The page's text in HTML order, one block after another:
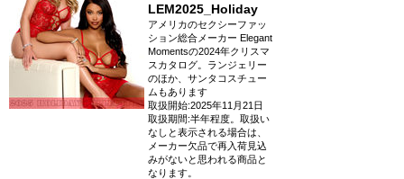
LEM2025_Holiday
アメリカのセクシーファッ
ション総合メーカー Elegant
Momentsの2024年クリスマ
スカタログ。ランジェリー
のほか、サンタコスチュー
ムもあります
取扱開始:2025年11月21日
取扱期間:半年程度。取扱い
なしと表示される場合は、
メーカー欠品で再入荷見込
みがないと思われる商品と
なります。